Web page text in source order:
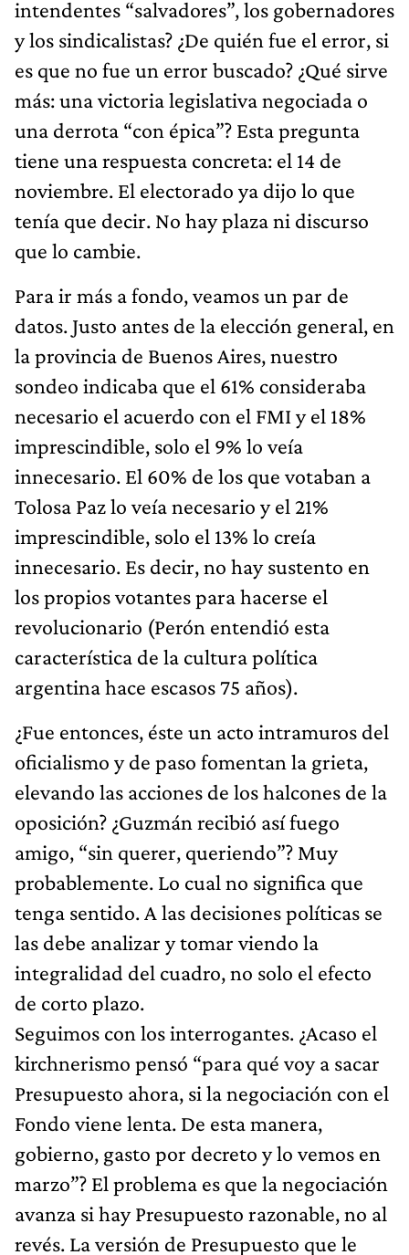
intendentes “salvadores”, los gobernadores
y los sindicalistas? ¿De quién fue el error, si
es que no fue un error buscado? ¿Qué sirve
más: una victoria legislativa negociada o
una derrota “con épica”? Esta pregunta
tiene una respuesta concreta: el 14 de
noviembre. El electorado ya dijo lo que
tenía que decir. No hay plaza ni discurso
que lo cambie.
Para ir más a fondo, veamos un par de
datos. Justo antes de la elección general, en
la provincia de Buenos Aires, nuestro
sondeo indicaba que el 61% consideraba
necesario el acuerdo con el FMI y el 18%
imprescindible, solo el 9% lo veía
innecesario. El 60% de los que votaban a
Tolosa Paz lo veía necesario y el 21%
imprescindible, solo el 13% lo creía
innecesario. Es decir, no hay sustento en
los propios votantes para hacerse el
revolucionario (Perón entendió esta
característica de la cultura política
argentina hace escasos 75 años).
¿Fue entonces, éste un acto intramuros del
oficialismo y de paso fomentan la grieta,
elevando las acciones de los halcones de la
oposición? ¿Guzmán recibió así fuego
amigo, “sin querer, queriendo”? Muy
probablemente. Lo cual no significa que
tenga sentido. A las decisiones políticas se
las debe analizar y tomar viendo la
integralidad del cuadro, no solo el efecto
de corto plazo.
Seguimos con los interrogantes. ¿Acaso el
kirchnerismo pensó “para qué voy a sacar
Presupuesto ahora, si la negociación con el
Fondo viene lenta. De esta manera,
gobierno, gasto por decreto y lo vemos en
marzo”? El problema es que la negociación
avanza si hay Presupuesto razonable, no al
revés. La versión de Presupuesto que le